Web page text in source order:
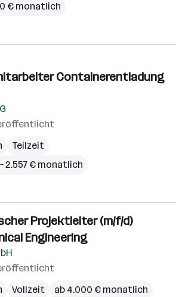
€ monatlich
Containerentladung
Teilzeit
2.557 € monatlich
Projektleiter (m/f/d)
Engineering
Vollzeit ab 4.000 € monatlich